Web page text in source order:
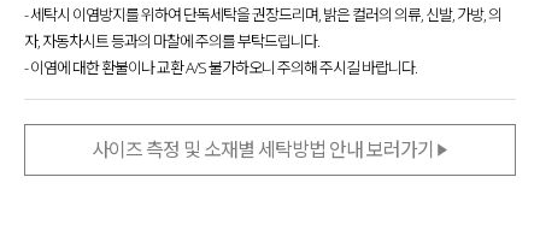
- 세탁시 이염방지를 위하여 단독세탁을 권장드리며, 밝은 컬러의 의류, 신발, 가방, 의
자, 자동차시트 등과의 마찰에 주의를 부탁드립니다.
- 이염에 대한 환불이나 교환 A/S 불가하오니 주의해 주시길 바랍니다.
사이즈 측정 및 소재별 세탁방법 안내 보러가기